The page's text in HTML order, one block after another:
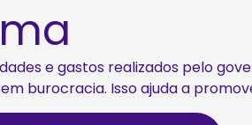
e gastos realizados pelo
burocracia. Isso ajuda a